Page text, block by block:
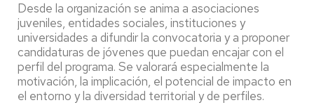
Desde la organización se anima a asociaciones
juveniles, entidades sociales, instituciones y
universidades a difundir la convocatoria y a proponer
candidaturas de jóvenes que puedan encajar con el
perfil del programa. Se valorará especialmente la
motivación, la implicación, el potencial de impacto en
el entorno y la diversidad territorial y de perfiles.